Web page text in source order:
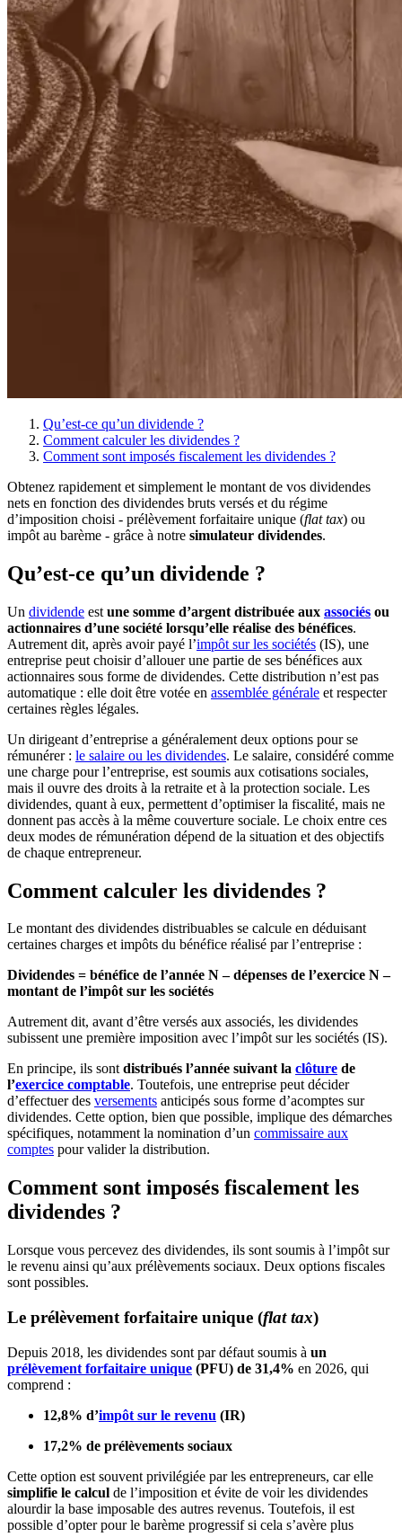
Qu’est-ce qu’un dividende ?
Comment calculer les dividendes ?
Comment sont imposés fiscalement les dividendes ?
Obtenez rapidement et simplement le montant de vos dividendes
nets en fonction des dividendes bruts versés et du régime
d’imposition choisi - prélèvement forfaitaire unique (flat tax) ou
impôt au barème - grâce à notre simulateur dividendes.
Qu’est-ce qu’un dividende ?
Un dividende est une somme d’argent distribuée aux associés ou
actionnaires d’une société lorsqu’elle réalise des bénéfices.
Autrement dit, après avoir payé l’impôt sur les sociétés (IS), une
entreprise peut choisir d’allouer une partie de ses bénéfices aux
actionnaires sous forme de dividendes. Cette distribution n’est pas
automatique : elle doit être votée en assemblée générale et respecter
certaines règles légales.
Un dirigeant d’entreprise a généralement deux options pour se
rémunérer : le salaire ou les dividendes. Le salaire, considéré comme
une charge pour l’entreprise, est soumis aux cotisations sociales,
mais il ouvre des droits à la retraite et à la protection sociale. Les
dividendes, quant à eux, permettent d’optimiser la fiscalité, mais ne
donnent pas accès à la même couverture sociale. Le choix entre ces
deux modes de rémunération dépend de la situation et des objectifs
de chaque entrepreneur.
Comment calculer les dividendes ?
Le montant des dividendes distribuables se calcule en déduisant
certaines charges et impôts du bénéfice réalisé par l’entreprise :
Dividendes = bénéfice de l’année N – dépenses de l’exercice N –
montant de l’impôt sur les sociétés
Autrement dit, avant d’être versés aux associés, les dividendes
subissent une première imposition avec l’impôt sur les sociétés (IS).
En principe, ils sontdistribués l’année suivant la clôture de
l’exercice comptable. Toutefois, une entreprise peut décider
d’effectuer des versements anticipés sous forme d’acomptes sur
dividendes. Cette option, bien que possible, implique des démarches
spécifiques, notamment la nomination d’un commissaire aux
comptes pour valider la distribution.
Comment sont imposés fiscalement les
dividendes ?
Lorsque vous percevez des dividendes, ils sont soumis à l’impôt sur
le revenu ainsi qu’aux prélèvements sociaux. Deux options fiscales
sont possibles.
Le prélèvement forfaitaire unique (flat tax)
Depuis 2018, les dividendes sont par défaut soumis à un
prélèvement forfaitaire unique (PFU) de 31,4% en 2026, qui
comprend :
12,8% d’impôt sur le revenu (IR)
17,2% de prélèvements sociaux
Cette option est souvent privilégiée par les entrepreneurs, car elle
simplifie le calcul de l’imposition et évite de voir les dividendes
alourdir la base imposable des autres revenus. Toutefois, il est
possible d’opter pour le barème progressif si cela s’avère plus